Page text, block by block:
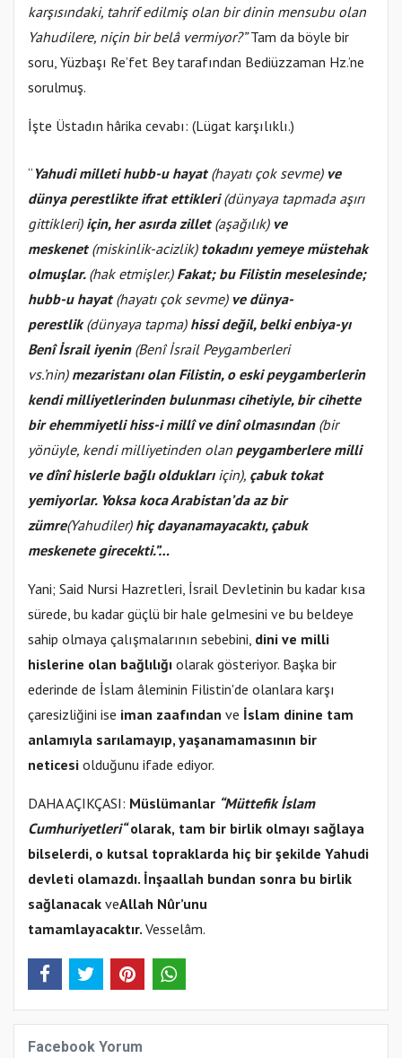
karşısındaki, tahrif edilmiş olan bir dinin mensubu olan
Yahudilere, niçin bir belâ vermiyor?”Tam da böyle bir
soru, Yüzbaşı Re’fet Bey tarafından Bediüzzaman Hz.’ne
sorulmuş.
İşte Üstadın hârika cevabı: (Lügat karşılıklı.)
“ Yahudi milleti hubb-u hayat (hayatı çok sevme) ve
dünya perestlikte ifrat ettikleri(dünyaya tapmada aşırı
gittikleri) için, her asırda zillet (aşağılık)ve
meskenet (miskinlik-acizlik) tokadını yemeye müstehak
olmuşlar. (hak etmişler.) Fakat; bu Filistin meselesinde;
hubb-u hayat (hayatı çok sevme) ve dünya-
perestlik (dünyaya tapma) hissi değil, belki enbiya-yı
Benî İsrail iyenin (Benî İsrail Peygamberleri
vs.’nin) mezaristanı olan Filistin, o eski peygamberlerin
kendi milliyetlerinden bulunması cihetiyle, bir cihette
bir ehemmiyetli hiss-i millî ve dinî olmasından (bir
yönüyle, kendi milliyetinden olan peygamberlere milli
ve dînî hislerle bağlı oldukları için), çabuk tokat
yemiyorlar. Yoksa koca Arabistan’da az bir
zümre(Yahudiler)hiç dayanamayacaktı, çabuk
meskenete girecekti.”…
Yani; Said Nursi Hazretleri, İsrail Devletinin bu kadar kısa
sürede, bu kadar güçlü bir hale gelmesini ve bu beldeye
sahip olmaya çalışmalarının sebebini, dini ve milli
hislerine olan bağlılığı olarak gösteriyor. Başka bir
ederinde de İslam âleminin Filistin'de olanlara karşı
çaresizliğini ise iman zaafından ve İslam dinine tam
anlamıyla sarılamayıp, yaşanamamasının bir
neticesi olduğunu ifade ediyor.
DAHA AÇIKÇASI: Müslümanlar “Müttefik İslam
Cumhuriyetleri“ olarak, tam bir birlik olmayı sağlaya
bilselerdi, o kutsal topraklarda hiç bir şekilde Yahudi
devleti olamazdı. İnşaallah bundan sonra bu birlik
sağlanacak veAllah Nûr’unu
tamamlayacaktır. Vesselâm.
Facebook Yorum